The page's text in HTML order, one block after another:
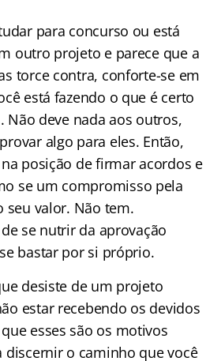
para concurso ou está
outro projeto e parece que a
torce contra, conforte-se em
está fazendo o que é certo
Não deve nada aos outros,
algo para eles. Então,
posição de firmar acordos e
se um compromisso pela
seu valor. Não tem.
se nutrir da aprovação
bastar por si próprio.
desiste de um projeto
estar recebendo os devidos
esses são os motivos
discernir o caminho que você